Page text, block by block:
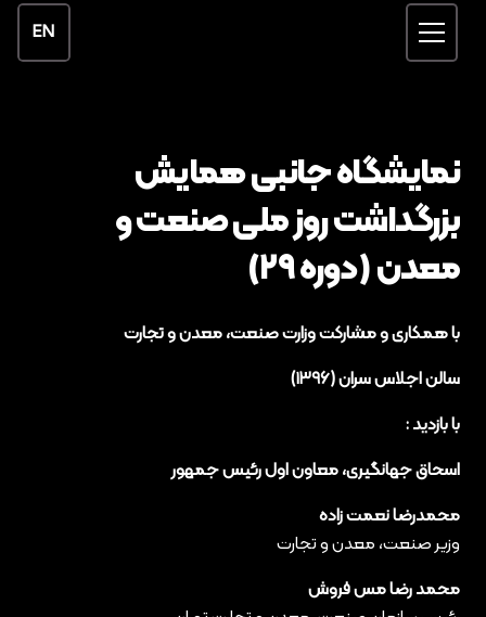
EN
نمایشگاه جانبی همایش
بزرگداشت روز ملی صنعت و
معدن (دوره ۲۹)
با همکاری و مشارکت وزارت صنعت، معدن و تجارت
سالن اجلاس سران (۱۳۹۶)
با بازدید :
اسحاق جهانگیری، معاون اول رئیس جمهور
محمدرضا نعمت زاده
وزیر صنعت، معدن و تجارت
محمد رضا مس فروش